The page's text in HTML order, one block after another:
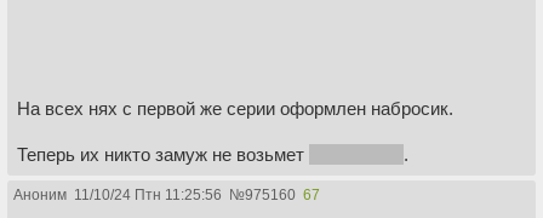
На всех нях с первой же серии оформлен набросик.
Теперь их никто замуж не возьмет .
Аноним 11/10/24 Птн 11:25:56 №975160 67